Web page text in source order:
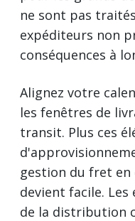
ne sont pas
expéditeurs non
conséquences à
Alignez votre
les fenêtres de
transit. Plus ces
gestion du fret
devient facile.
de la distribution